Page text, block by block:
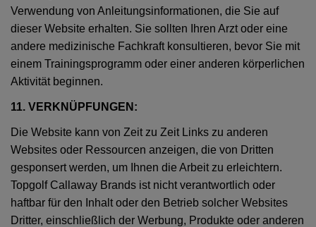
Verwendung von Anleitungsinformationen, die Sie auf
dieser Website erhalten. Sie sollten Ihren Arzt oder eine
andere medizinische Fachkraft konsultieren, bevor Sie mit
einem Trainingsprogramm oder einer anderen körperlichen
Aktivität beginnen.
11. VERKNÜPFUNGEN:
Die Website kann von Zeit zu Zeit Links zu anderen
Websites oder Ressourcen anzeigen, die von Dritten
gesponsert werden, um Ihnen die Arbeit zu erleichtern.
Topgolf Callaway Brands ist nicht verantwortlich oder
haftbar für den Inhalt oder den Betrieb solcher Websites
Dritter, einschließlich der Werbung, Produkte oder anderen